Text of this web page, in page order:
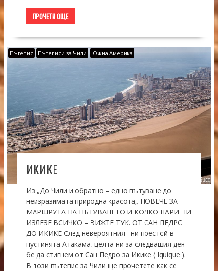
ПРОЧЕТИ ОЩЕ
Пътепис Пътеписи за Чили Южна Америка
ИКИКЕ
Из „До Чили и обратно – едно пътуване до
неизразимата природна красота„ ПОВЕЧЕ ЗА
МАРШРУТА НА ПЪТУВАНЕТО И КОЛКО ПАРИ НИ
ИЗЛЕЗЕ ВСИЧКО – ВИЖТЕ ТУК. ОТ САН ПЕДРО
ДО ИКИКЕ След невероятният ни престой в
пустинята Атакама, целта ни за следващия ден
бе да стигнем от Сан Педро за Икике ( Iquique ).
В този пътепис за Чили ще прочетете как се